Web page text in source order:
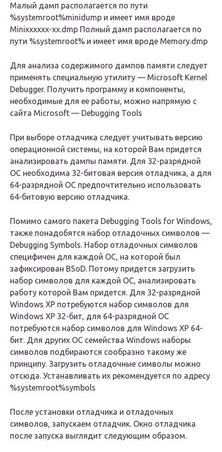
Малый дамп располагается по пути
%systemroot%minidump и имеет имя вроде
Minixxxxxx-xx.dmp Полный дамп располагается по
пути %systemroot% и имеет имя вроде Memory.dmp
Для анализа содержимого дампов памяти следует
применять специальную утилиту — Microsoft Kernel
Debugger. Получить программу и компоненты,
необходимые для ее работы, можно напрямую с
сайта Microsoft — Debugging Tools
При выборе отладчика следует учитывать версию
операционной системы, на которой Вам придется
анализировать дампы памяти. Для 32-разрядной
ОС необходима 32-битовая версия отладчика, а для
64-разрядной ОС предпочтительно использовать
64-битовую версию отладчика.
Помимо самого пакета Debugging Tools for Windows,
также понадобятся набор отладочных символов —
Debugging Symbols. Набор отладочных символов
специфичен для каждой ОС, на которой был
зафиксирован BSoD. Потому придется загрузить
набор символов для каждой ОС, анализировать
работу которой Вам придется. Для 32-разрядной
Windows XP потребуются набор символов для
Windows XP 32-бит, для 64-разрядной ОС
потребуются набор символов для Windows XP 64-
бит. Для других ОС семейства Windows наборы
символов подбираются сообразно такому же
принципу. Загрузить отладочные символы можно
отсюда. Устанавливать их рекомендуется по адресу
%systemroot%symbols
После установки отладчика и отладочных
символов, запускаем отладчик. Окно отладчика
после запуска выглядит следующим образом.